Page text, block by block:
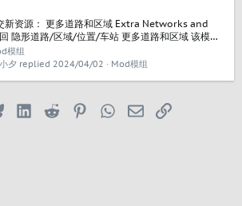
新资源： 更多道路和区域 Extra Networks and
隐形道路/区域/位置/车站 更多道路和区域 该模组
自定义区域和集成站点直接添加到游戏 UI 中。 特
此 Mod 将集成站点添加到“运输”选项卡。这些车
模组
Mod模组
2024/04/02
夕
BlueskyLinkedIn
Reddit PinterestWhatsApp
邮箱 链接